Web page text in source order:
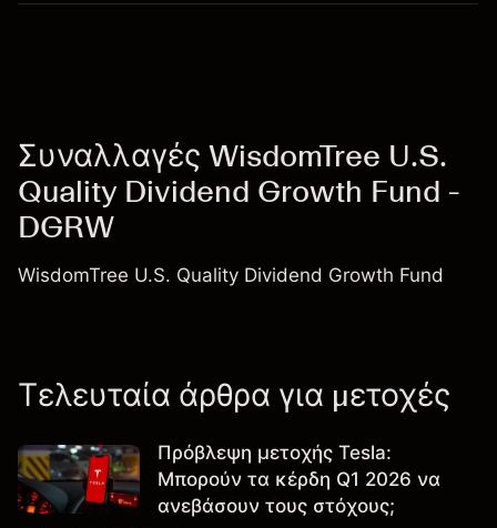
Συναλλαγές WisdomTree U.S.
Quality Dividend Growth Fund -
DGRW
WisdomTree U.S. Quality Dividend Growth Fund
Τελευταία άρθρα για μετοχές
Πρόβλεψη μετοχής Tesla:
Μπορούν τα κέρδη Q1 2026 να
ανεβάσουν τους στόχους;